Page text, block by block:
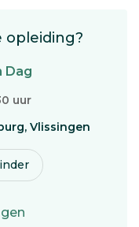
opleiding?
Dag
uur
Vlissingen